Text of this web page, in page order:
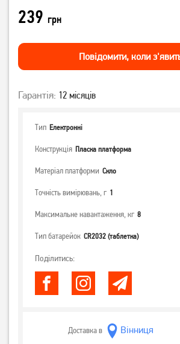
239 грн
Повiдомити, коли
Гарантія: 12 місяців
Тип Електронні
Конструкція Пласка платформа
Матеріал платформи Скло
Точність вимірювань, г 1
Максимальне навантаження, кг 8
Тип батарейок CR2032 (таблетка)
Поділитись:
Доставка в